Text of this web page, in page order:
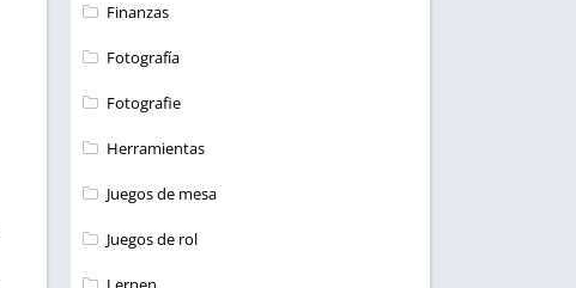
Finanzas
Fotografía
Fotografie
Herramientas
Juegos de mesa
Juegos de rol